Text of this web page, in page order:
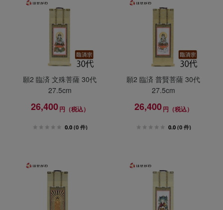
願2 臨済 文殊菩薩 30代
27.5cm
26,400円（税込）
0.0 (0 件)
願2 臨済 普賢菩薩 30代
27.5cm
26,400円（税込）
0.0 (0 件)